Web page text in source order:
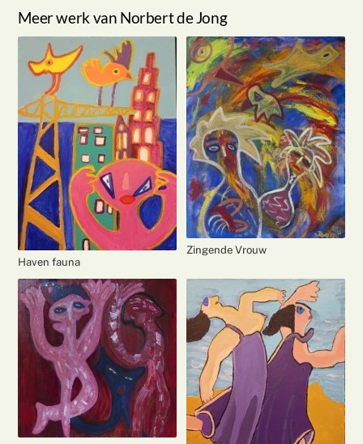
Meer werk van Norbert de Jong
Haven fauna
Zingende Vrouw